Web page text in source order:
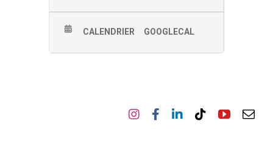
CALENDRIER GOOGLECAL